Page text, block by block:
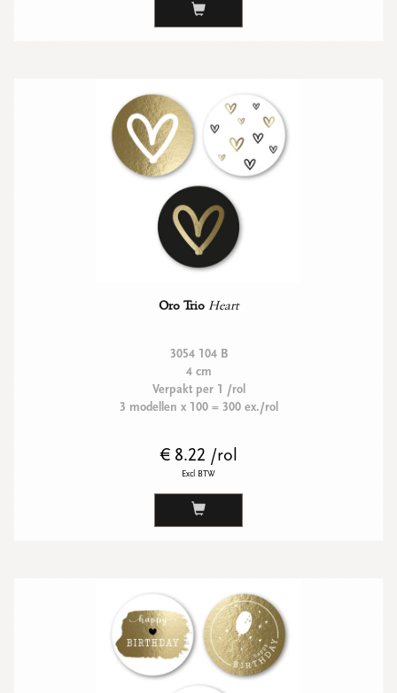
Oro Trio Heart
3054 104 B
4 cm
Verpakt per 1 /rol
3 modellen x 100 = 300 ex./rol
€ 8.22 /rol
Excl BTW